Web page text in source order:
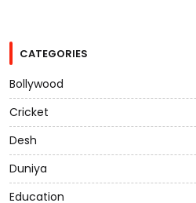
CATEGORIES
Bollywood
Cricket
Desh
Duniya
Education